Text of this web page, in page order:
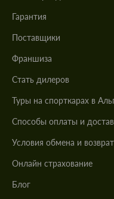
Гарантия
Поставщики
Франшиза
Стать дилеров
Туры на спорткарах в
Cпособы оплаты и
Условия обмена и
Онлайн страхование
Блог